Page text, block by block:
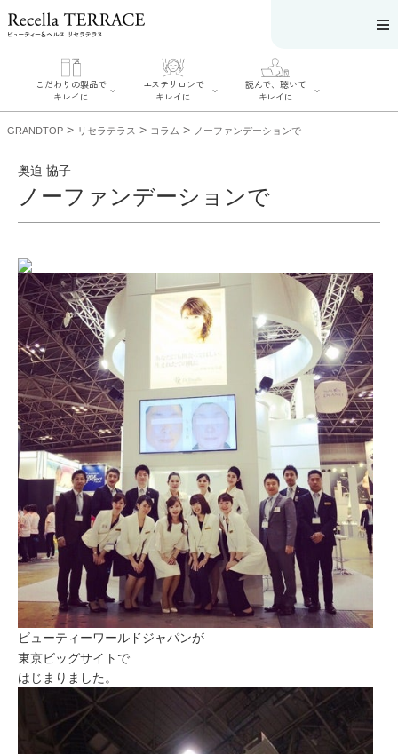
こだわりの製品で
キレイに
SERIES#01 私た
SERIES#02 水へ
のこだわり
SERIES#03 無
添加化粧品につ
いて
エステサロンで
キレイに
を探す
肌改善のプロが
いるサロンを探
リフティング認
定とは？
読んで、聴いて
キレイに
読んで、聴いてキ
ル
糖質制限レシピ
奥迫協子スペシ
ャルコンテンツ
お悩みから記事
を探す
ニキビ 日焼け 首
のしわ 敏感肌 た
るみ シミ
ミューズへの伝
コラム
GRANDTOP > リセラテラス > コラム > ノーファンデーションで
奥迫 協子
ノーファンデーションで
ビューティーワールドジャパンが
東京ビッグサイトで
はじまりました。